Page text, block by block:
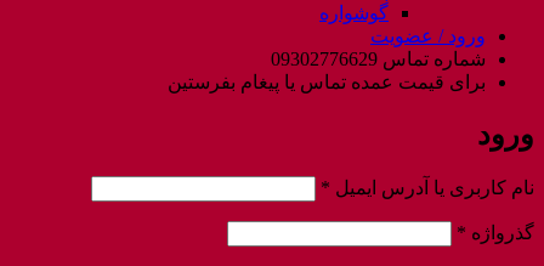
گوشواره
ورود / عضویت
شماره تماس 09302776629
برای قیمت عمده تماس یا پیغام بفرستین
ورود
نام کاربری یا آدرس ایمیل *
گذرواژه *